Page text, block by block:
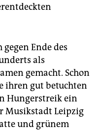
Ende des
als
gemacht. Schon
ihren gut betuchten
Hungerstreik ein
Musikstadt Leipzig
und grünem